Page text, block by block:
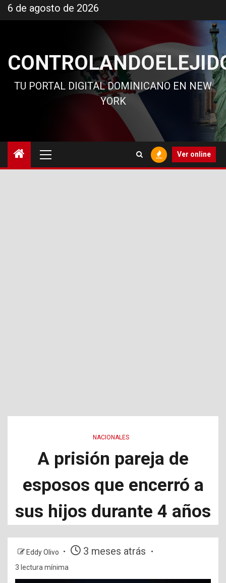
al
6 de agosto de 2026
TU PORTAL DIGITAL DOMINICANO EN NEW
YORK
principal
Ver online
NACIONALES
A prisión pareja de
esposos que encerró a
sus hijos durante 4 años
Eddy Olivo 3 meses atrás
3 lectura mínima